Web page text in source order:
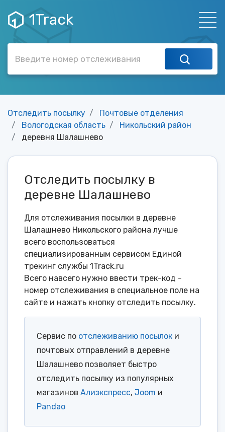
1Track
Отследить посылку
Почтовые отделения
Вологодская область
Никольский район
деревня Шалашнево
Отследить посылку в
деревне Шалашнево
Для отслеживания посылки в деревне
Шалашнево Никольского района лучше
всего воспользоваться
специализированным сервисом Единой
трекинг службы 1Track.ru
Всего навсего нужно ввести трек-код -
номер отслеживания в специальное поле на
сайте и нажать кнопку отследить посылку.
Сервис по отслеживанию посылок и
почтовых отправлений в деревне
Шалашнево позволяет быстро
отследить посылку из популярных
магазинов Алиэкспресс, Joom и
Pandao